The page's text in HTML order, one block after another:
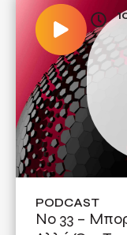
PODCAST
Νο 33 –